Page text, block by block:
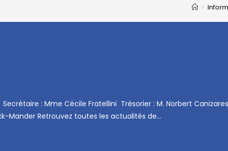
>
Secrétaire : Mme Cécile Fratellini Trésorier : M. Norbert
Mander Retrouvez toutes les actualités de…